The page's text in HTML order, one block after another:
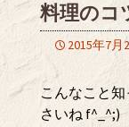
料理のコ
2015年7月
こんなこと
さいね f^_^;)